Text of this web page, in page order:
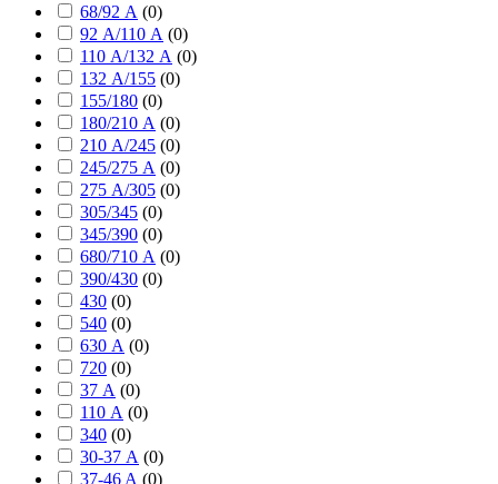
68/92 А (0)
92 А/110 А (0)
110 А/132 А (0)
132 А/155 (0)
155/180 (0)
180/210 А (0)
210 А/245 (0)
245/275 А (0)
275 А/305 (0)
305/345 (0)
345/390 (0)
680/710 А (0)
390/430 (0)
430 (0)
540 (0)
630 А (0)
720 (0)
37 А (0)
110 А (0)
340 (0)
30-37 А (0)
37-46 A (0)